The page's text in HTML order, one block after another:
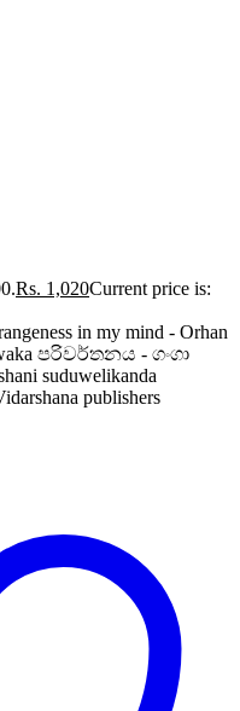
Rs. 1,020Current price is:
in my mind - Orhan
පරිවර්තනය - ගංගා
suduwelikanda
publishers